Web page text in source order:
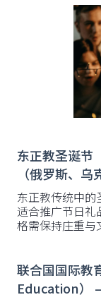
东正教圣诞
（俄罗斯、乌
东正教传统中的
适合推广节日礼
格需保持庄重与
联合国国际
Education） –